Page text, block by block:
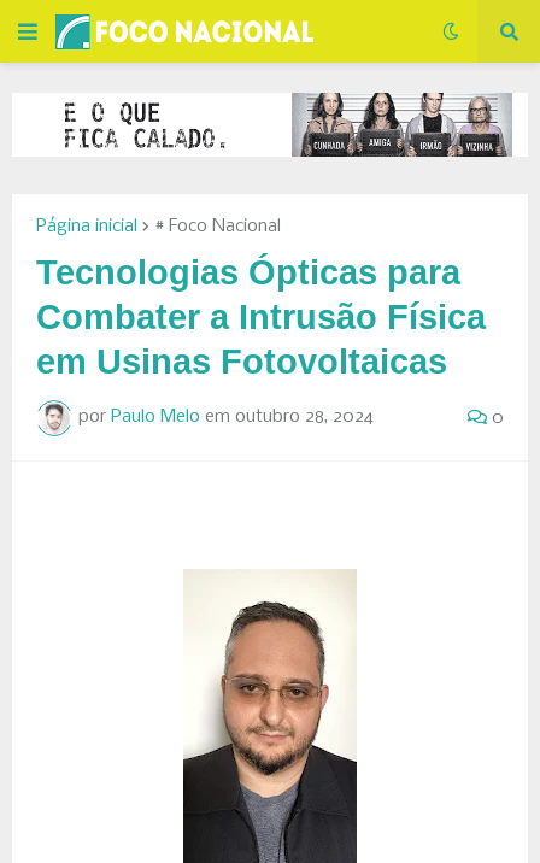
Página inicial # Foco Nacional
Tecnologias Ópticas para
Combater a Intrusão Física
em Usinas Fotovoltaicas
por Paulo Melo em outubro 28, 2024 0